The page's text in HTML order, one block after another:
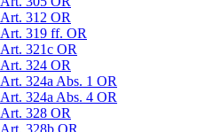
Art. 312 OR
Art. 319 ff. OR
Art. 321c OR
Art. 324 OR
Art. 324a Abs. 1 OR
Art. 324a Abs. 4 OR
Art. 328 OR
Art. 328b OR